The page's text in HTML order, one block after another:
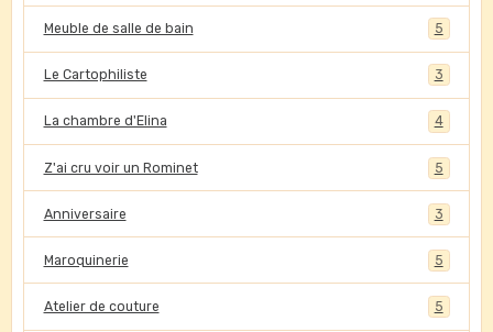
Meuble de salle de bain 5
Le Cartophiliste 3
La chambre d'Elina 4
Z'ai cru voir un Rominet 5
Anniversaire 3
Maroquinerie 5
Atelier de couture 5